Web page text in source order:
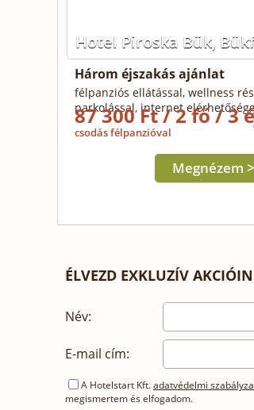
Hotel Piroska Bük,
Három éjszakás ajánlat
félpanziós ellátással, wellness
parkolással, internet
87 300 Ft / 2 fő / 3
csodás félpanzióval
Megnézem
ÉLVEZD EXKLUZÍV
Név:
E-mail cím:
A Hotelstart Kft.adatvédelmi
megismertem és elfogadom.